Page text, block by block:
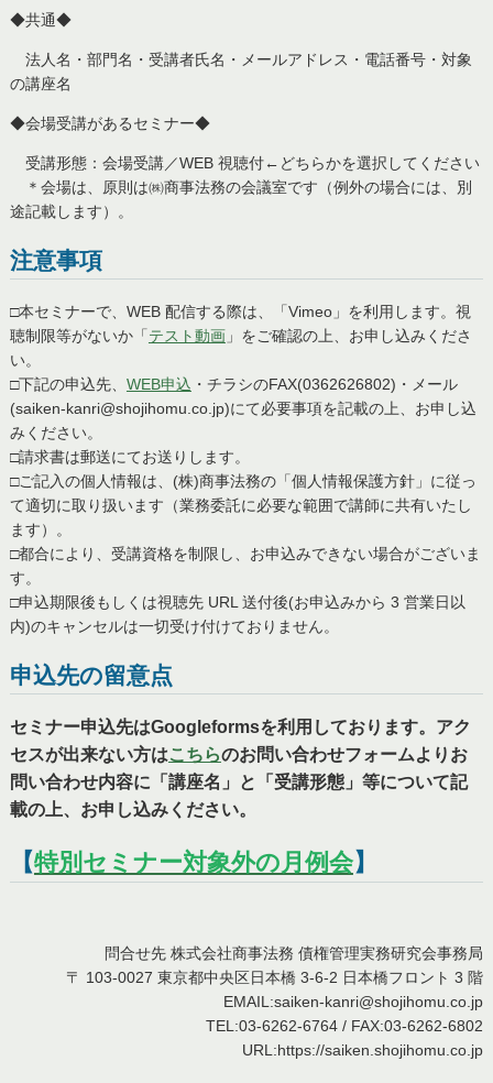
◆共通◆
法人名・部門名・受講者氏名・メールアドレス・電話番号・対象
の講座名
◆会場受講があるセミナー◆
受講形態：会場受講／WEB 視聴付←どちらかを選択してください
＊会場は、原則は㈱商事法務の会議室です（例外の場合には、別
途記載します）。
注意事項
□本セミナーで、WEB 配信する際は、「Vimeo」を利用します。視
聴制限等がないか「テスト動画」をご確認の上、お申し込みくださ
い。
□下記の申込先、 WEB申込 ・チラシのFAX(0362626802)・メール
(saiken-kanri@shojihomu.co.jp)にて必要事項を記載の上、お申し込
みください。
□請求書は郵送にてお送りします。
□ご記入の個人情報は、(株)商事法務の「個人情報保護方針」に従っ
て適切に取り扱います（業務委託に必要な範囲で講師に共有いたし
ます）。
□都合により、受講資格を制限し、お申込みできない場合がございま
す。
□申込期限後もしくは視聴先 URL 送付後(お申込みから 3 営業日以
内)のキャンセルは一切受け付けておりません。
申込先の留意点
セミナー申込先はGoogleformsを利用しております。アク
セスが出来ない方はこちらのお問い合わせフォームよりお
問い合わせ内容に「講座名」と「受講形態」等について記
載の上、お申し込みください。
【特別セミナー対象外の月例会】
問合せ先 株式会社商事法務 債権管理実務研究会事務局
〒 103-0027 東京都中央区日本橋 3-6-2 日本橋フロント 3 階
EMAIL:saiken-kanri@shojihomu.co.jp
TEL:03-6262-6764 / FAX:03-6262-6802
URL:https://saiken.shojihomu.co.jp